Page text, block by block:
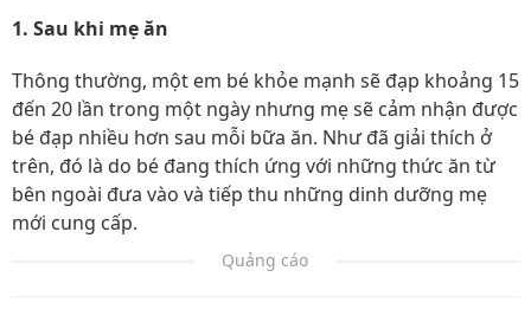
1. Sau khi mẹ ăn
Thông thường, một em bé khỏe mạnh sẽ đạp khoảng 15
đến 20 lần trong một ngày nhưng mẹ sẽ cảm nhận được
bé đạp nhiều hơn sau mỗi bữa ăn. Như đã giải thích ở
trên, đó là do bé đang thích ứng với những thức ăn từ
bên ngoài đưa vào và tiếp thu những dinh dưỡng mẹ
mới cung cấp.
Quảng cáo